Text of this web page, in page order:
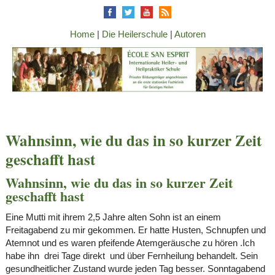
Home| Die Heilerschule| Autoren
Wahnsinn, wie du das in so kurzer Zeit
geschafft hast
Wahnsinn, wie du das in so kurzer Zeit
geschafft hast
Eine Mutti mit ihrem 2,5 Jahre alten Sohn ist an einem
Freitagabend zu mir gekommen. Er hatte Husten, Schnupfen und
Atemnot und es waren pfeifende Atemgeräusche zu hören .Ich
habe ihn drei Tage direkt und über Fernheilung behandelt. Sein
gesundheitlicher Zustand wurde jeden Tag besser. Sonntagabend